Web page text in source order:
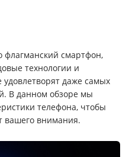
флагманский смартфон,
технологии и
даже самых
В данном обзоре мы
телефона, чтобы
вашего внимания.